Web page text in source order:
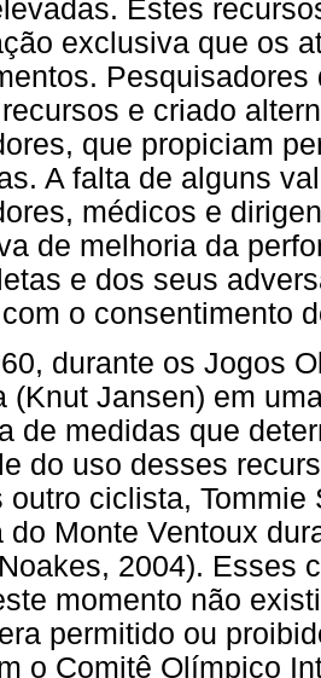
Estes
exclusiva que os
e criado
que propiciam
A falta de alguns
médicos e
de melhoria da
e dos seus
o consentimento
durante os Jogos
(Knut Jansen) em
de medidas que
do uso desses
outro ciclista,
do Monte Ventoux
2004). Esses
momento não
permitido ou
o Comitê Olímpico